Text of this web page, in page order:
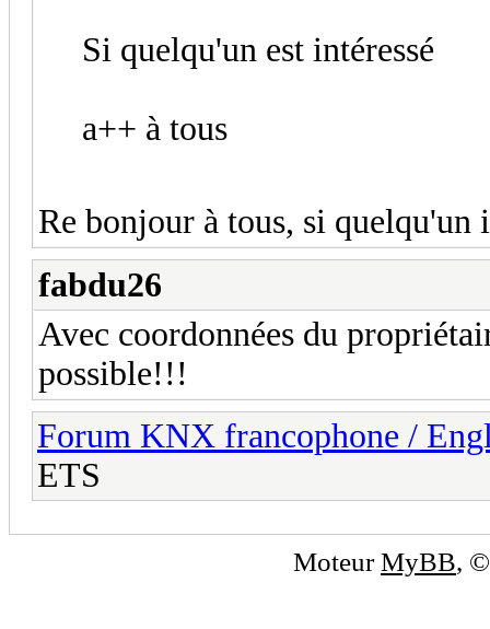
Si quelqu'un est intéressé
a++ à tous
Re bonjour à tous, si quelqu'un
fabdu26
Avec coordonnées du
possible!!!
Forum KNX francophone /
ETS
MoteurMyBB,